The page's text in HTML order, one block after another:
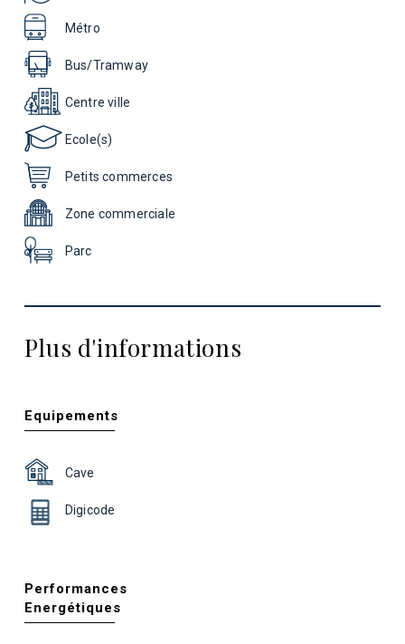
Métro
Bus/Tramway
Centre ville
Ecole(s)
Petits commerces
Zone commerciale
Parc
Plus d'informations
Equipements
Cave
Digicode
Performances
Energétiques